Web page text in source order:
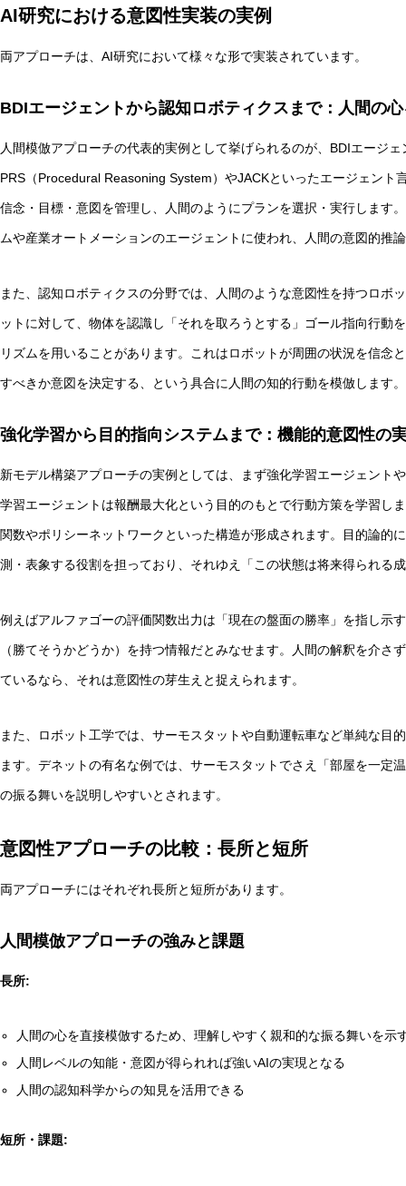
AI研究における意図性実装の実例
両アプローチは、AI研究において様々な形で実装されています。
BDIエージェントから認知ロボティクスまで：人間の
人間模倣アプローチの代表的実例として挙げられるのが、BDIエージ
PRS（Procedural Reasoning System）やJACKといったエージェント
信念・目標・意図を管理し、人間のようにプランを選択・実行します
ムや産業オートメーションのエージェントに使われ、人間の意図的推
また、認知ロボティクスの分野では、人間のような意図性を持つロボ
ットに対して、物体を認識し「それを取ろうとする」ゴール指向行動
リズムを用いることがあります。これはロボットが周囲の状況を信念
すべきか意図を決定する、という具合に人間の知的行動を模倣します。
強化学習から目的指向システムまで：機能的意図性の
新モデル構築アプローチの実例としては、まず強化学習エージェント
学習エージェントは報酬最大化という目的のもとで行動方策を学習し
関数やポリシーネットワークといった構造が形成されます。目的論的
測・表象する役割を担っており、それゆえ「この状態は将来得られる
例えばアルファゴーの評価関数出力は「現在の盤面の勝率」を指し示
（勝てそうかどうか）を持つ情報だとみなせます。人間の解釈を介さ
ているなら、それは意図性の芽生えと捉えられます。
また、ロボット工学では、サーモスタットや自動運転車など単純な目
ます。デネットの有名な例では、サーモスタットでさえ「部屋を一定
の振る舞いを説明しやすいとされます。
意図性アプローチの比較：長所と短所
両アプローチにはそれぞれ長所と短所があります。
人間模倣アプローチの強みと課題
長所:
人間の心を直接模倣するため、理解しやすく親和的な振る舞いを示
人間レベルの知能・意図が得られれば強いAIの実現となる
人間の認知科学からの知見を活用できる
短所・課題: